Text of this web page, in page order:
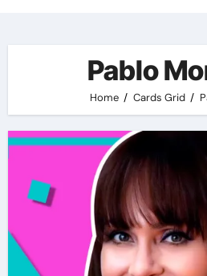
Pablo
Home Cards Grid